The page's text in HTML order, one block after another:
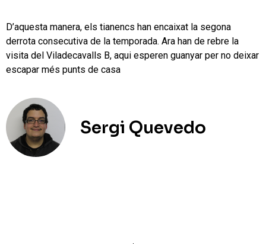
D’aquesta manera, els tianencs han encaixat la segona
derrota consecutiva de la temporada. Ara han de rebre la
visita del Viladecavalls B, aqui esperen guanyar per no deixar
escapar més punts de casa
Sergi Quevedo